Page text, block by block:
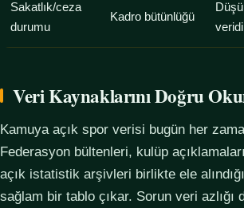
Sakatlık/ceza
durumu
Kadro bütünlüğü
Veri Kaynaklarını Doğru
Kamuya açık spor verisi bugün her
Federasyon bültenleri, kulüp
açık istatistik arşivleri birlikte ele
sağlam bir tablo çıkar. Sorun veri azlığı